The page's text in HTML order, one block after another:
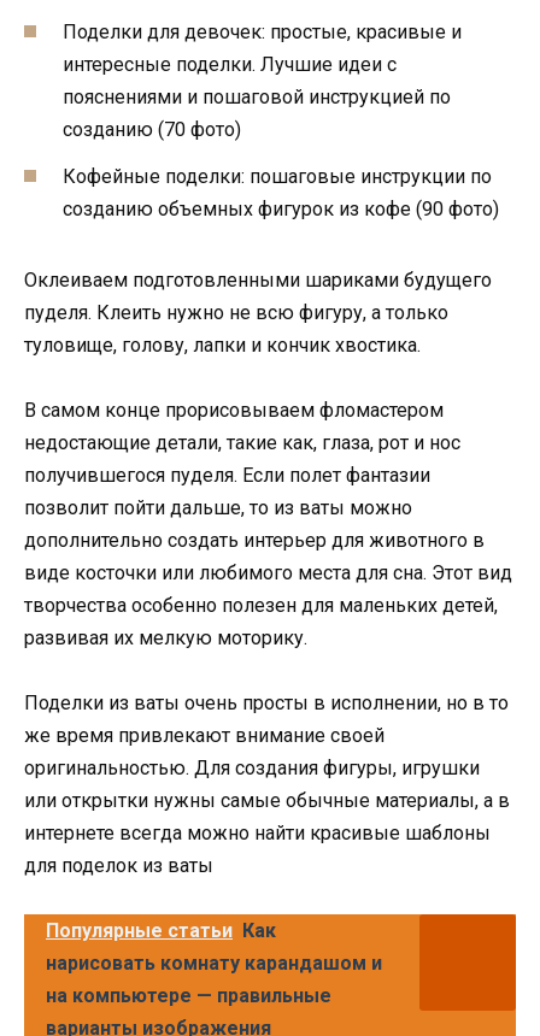
Поделки для девочек: простые, красивые и
интересные поделки. Лучшие идеи с
пояснениями и пошаговой инструкцией по
созданию (70 фото)
Кофейные поделки: пошаговые инструкции по
созданию объемных фигурок из кофе (90 фото)
Оклеиваем подготовленными шариками будущего
пуделя. Клеить нужно не всю фигуру, а только
туловище, голову, лапки и кончик хвостика.
В самом конце прорисовываем фломастером
недостающие детали, такие как, глаза, рот и нос
получившегося пуделя. Если полет фантазии
позволит пойти дальше, то из ваты можно
дополнительно создать интерьер для животного в
виде косточки или любимого места для сна. Этот вид
творчества особенно полезен для маленьких детей,
развивая их мелкую моторику.
Поделки из ваты очень просты в исполнении, но в то
же время привлекают внимание своей
оригинальностью. Для создания фигуры, игрушки
или открытки нужны самые обычные материалы, а в
интернете всегда можно найти красивые шаблоны
для поделок из ваты
Популярные статьи Как
нарисовать комнату карандашом и
на компьютере — правильные
варианты изображения